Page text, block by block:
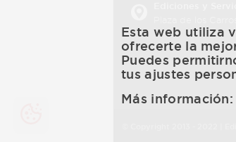
Esta web utiliza
ofrecerte la
Puedes
tus ajustes
Más información: